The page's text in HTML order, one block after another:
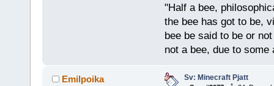
"Half a bee,
the bee has got to be,
bee be said to be or
not a bee, due to some
Emilpoika Sv: Minecraft Pjatt